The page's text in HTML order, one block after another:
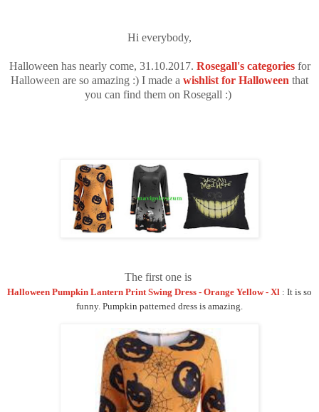
Hi everybody,
Halloween has nearly come, 31.10.2017. Rosegall's categories for
Halloween are so amazing :) I made a wishlist for Halloween that
you can find them on Rosegall :)
The first one is
Halloween Pumpkin Lantern Print Swing Dress - Orange Yellow - Xl : It is so
funny. Pumpkin patterned dress is amazing.